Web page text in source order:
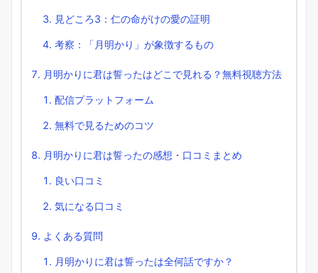
見どころ3：仁の命がけの愛の証明
考察：「月明かり」が象徴するもの
月明かりに君は誓ったはどこで見れる？無料視聴方法
配信プラットフォーム
無料で見るためのコツ
月明かりに君は誓ったの感想・口コミまとめ
良い口コミ
気になる口コミ
よくある質問
月明かりに君は誓ったは全何話ですか？